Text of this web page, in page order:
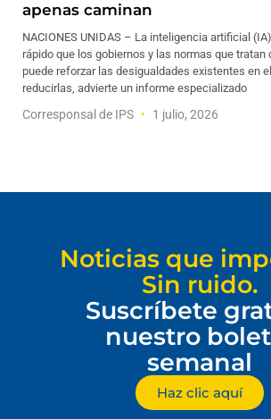
apenas caminan
NACIONES UNIDAS – La inteligencia artificial
rápido que los gobiernos y las normas que tratan
puede reforzar las desigualdades existentes en
reducirlas, advierte un informe especializado
Corresponsal de IPS 1 julio, 2026
Noticias que
Sin ruido.
Suscríbete
nuestro
semanal
Haz clic aquí